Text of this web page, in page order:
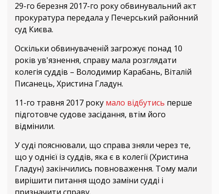
29-го березня 2017-го року обвинувальний акт
прокуратура передала у Печерський районний
суд Києва.
Оскільки обвинуваченій загрожує понад 10
років ув'язнення, справу мала розглядати
колегія суддів – Володимир Карабань, Віталій
Писанець, Христина Гладун.
11-го травня 2017 року мало відбутись перше
підготовче судове засідання, втім його
відмінили.
У суді пояснювали, що справа зняли через те,
що у однієї із суддів, яка є в колегії (Христина
Гладун) закінчились повноваження. Тому мали
вирішити питання щодо заміни судді і